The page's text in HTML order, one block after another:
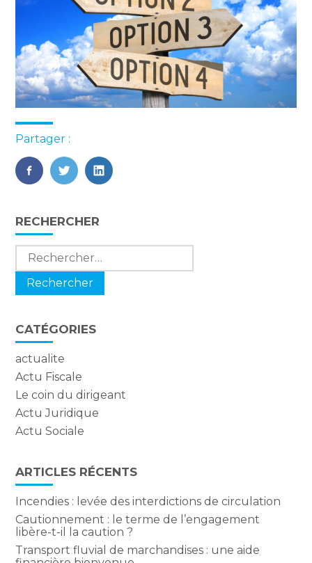
Partager :
FaceBook
TwitterLinkedIn
Blog
sidebar
RECHERCHER
Rechercher :
CATÉGORIES
actualite
Actu Fiscale
Le coin du dirigeant
Actu Juridique
Actu Sociale
ARTICLES RÉCENTS
Incendies : levée des interdictions de circulation
Cautionnement : le terme de l’engagement
libère-t-il la caution ?
Transport fluvial de marchandises : une aide